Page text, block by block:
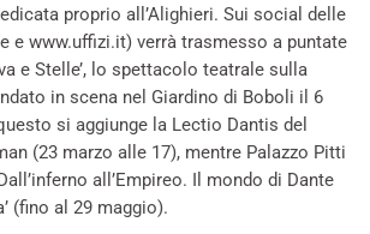
proprio all’Alighieri. Sui social delle
e www.uffizi.it) verrà trasmesso a puntate
e Stelle’, lo spettacolo teatrale sulla
in scena nel Giardino di Boboli il 6
si aggiunge la Lectio Dantis del
(23 marzo alle 17), mentre Palazzo Pitti
all’Empireo. Il mondo di Dante
(fino al 29 maggio).